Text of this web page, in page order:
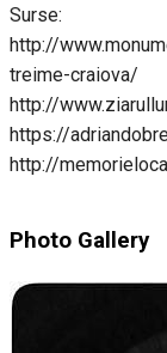
Surse:
http://
treime-craiova/
http://
https://
http://
Photo Gallery